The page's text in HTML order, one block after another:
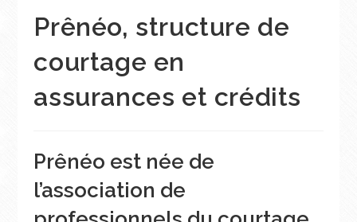
Prênéo, structure de
courtage en
assurances et crédits
Prênéo est née de
l’association de